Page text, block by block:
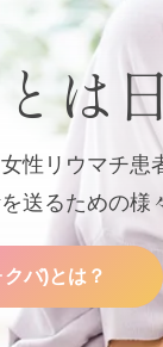
は
性リウマチ患
送るための様
バ)とは？